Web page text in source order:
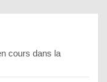
cours dans la